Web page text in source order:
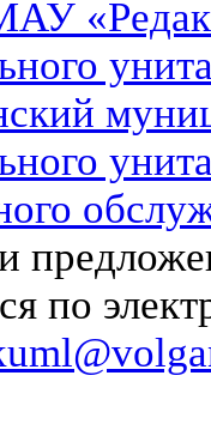
по